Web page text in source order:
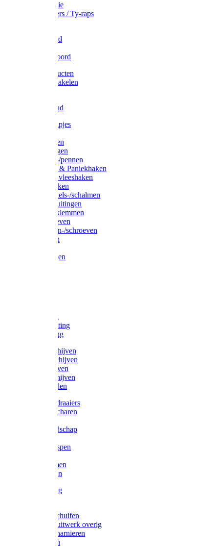
Tape en folie
Kabelbinders / Ty-raps
Metselkoord
Elastisch koord
Afdekproducten
Heffen en takelen
Waslijndraad
Simplexknipjes
Sleutelringen
Gelaste ringen
Borgveren-/pennen
Musketons & Paniekhaken
S-haken & vleeshaken
Karabijnhaken
Noodschakels-/schalmen
Harp-/D-sluitingen
Staaldraadklemmen
Spanschroeven
Ringmoeren-/schroeven
Puntkousen
Aanlegringen
Voetketting
Scheepsketting
Victorketting
Afbraamschijven
Doorslijpschijven
Lamelschijven
Diamantschijven
Laselektroden
Schroevendraaiers
Tangen / Scharen
Meetgereedschap
Vijlen / Raspen
Lijmklemmen
Waterpassen
Bouwbeslag
Grendels/schuifen
Hang en sluitwerk overig
Hengen/scharnieren
Scharnieren